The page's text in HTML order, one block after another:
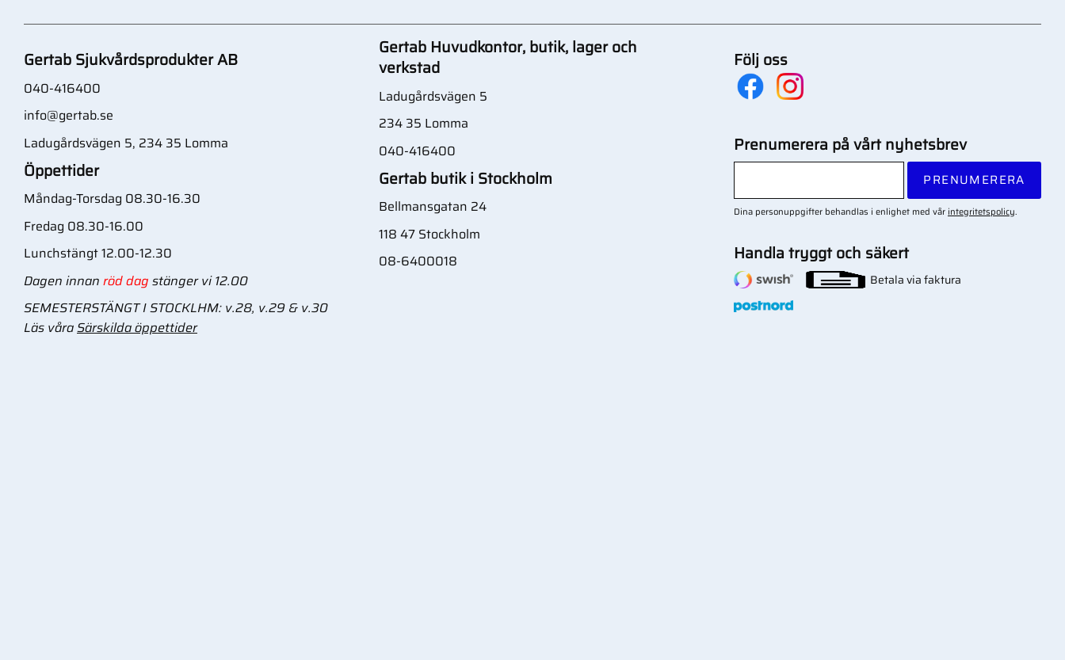
Gertab Sjukvårdsprodukter AB
040-416400
info@gertab.se
Ladugårdsvägen 5, 234 35 Lomma
Öppettider
Måndag-Torsdag 08.30-16.30
Fredag 08.30-16.00
Lunchstängt 12.00-12.30
Dagen innan röd dag stänger vi 12.00
SEMESTERSTÄNGT I STOCKLHM: v.28, v.29 & v.30
Läs våraSärskilda öppettider
Gertab Huvudkontor, butik, lager och
verkstad
Ladugårdsvägen 5
234 35 Lomma
040-416400
Gertab butik i Stockholm
Bellmansgatan 24
118 47 Stockholm
08-6400018
Följ oss
Prenumerera på vårt nyhetsbrev
PRENUMERERA
Dina personuppgifter behandlas i enlighet med vår integritetspolicy.
Handla tryggt och säkert
Betala via faktura